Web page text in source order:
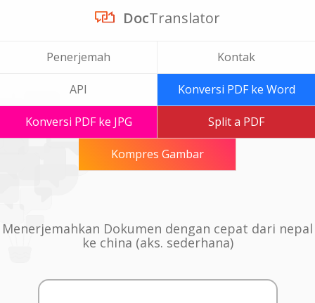
DocTranslator
Penerjemah Kontak
API Konversi PDF ke Word
Konversi PDF ke JPG Split a PDF
Kompres Gambar
Menerjemahkan Dokumen dengan cepat dari nepal
ke china (aks. sederhana)